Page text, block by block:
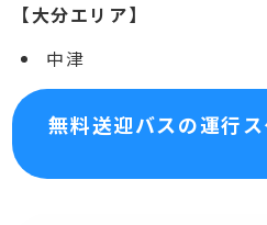
【大分エリア】
中津
無料送迎バスの運行